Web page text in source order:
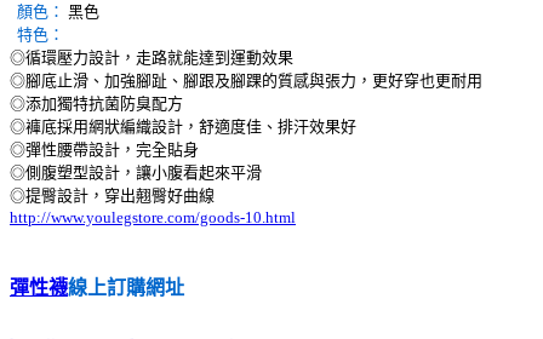
顏色： 黑色
特色：
◎循環壓力設計，走路就能達到運動效果
◎腳底止滑、加強腳趾、腳跟及腳踝的質感與張力，更好穿也更耐用
◎添加獨特抗菌防臭配方
◎褲底採用網狀編織設計，舒適度佳、排汗效果好
◎彈性腰帶設計，完全貼身
◎側腹塑型設計，讓小腹看起來平滑
◎提臀設計，穿出翹臀好曲線
http://www.youlegstore.com/goods-10.html
彈性襪線上訂購網址